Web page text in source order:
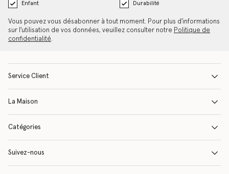
Enfant
Durabilité
Vous pouvez vous désabonner à tout moment. Pour plus d'informations
sur l'utilisation de vos données, veuillez consulter notre Politique de
confidentialité.
Service Client
La Maison
Catégories
Suivez-nous